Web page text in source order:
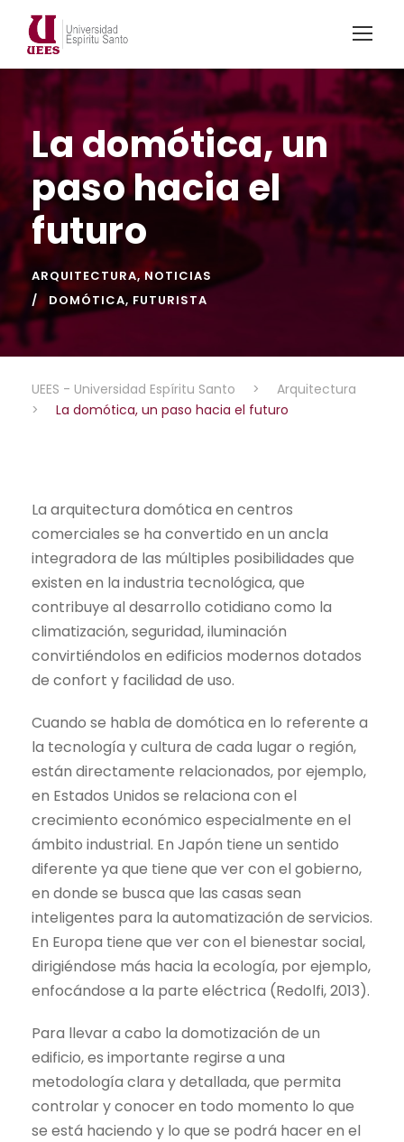
La domótica, un
paso hacia el
futuro
ARQUITECTURA, NOTICIAS
DOMÓTICA, FUTURISTA
UEES - Universidad Espíritu Santo >
Arquitectura
>
La domótica, un paso hacia el futuro
La arquitectura domótica en centros
comerciales se ha convertido en un ancla
integradora de las múltiples posibilidades que
existen en la industria tecnológica, que
contribuye al desarrollo cotidiano como la
climatización, seguridad, iluminación
convirtiéndolos en edificios modernos dotados
de confort y facilidad de uso.
Cuando se habla de domótica en lo referente a
la tecnología y cultura de cada lugar o región,
están directamente relacionados, por ejemplo,
en Estados Unidos se relaciona con el
crecimiento económico especialmente en el
ámbito industrial. En Japón tiene un sentido
diferente ya que tiene que ver con el gobierno,
en donde se busca que las casas sean
inteligentes para la automatización de servicios.
En Europa tiene que ver con el bienestar social,
dirigiéndose más hacia la ecología, por ejemplo,
enfocándose a la parte eléctrica (Redolfi, 2013).
Para llevar a cabo la domotización de un
edificio, es importante regirse a una
metodología clara y detallada, que permita
controlar y conocer en todo momento lo que
se está haciendo y lo que se podrá hacer en el